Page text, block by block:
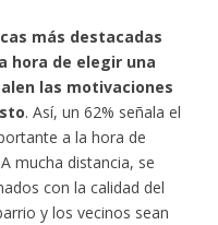
más destacadas
hora de elegir una
las motivaciones
. Así, un 62% señala el
a la hora de
mucha distancia, se
con la calidad del
y los vecinos sean